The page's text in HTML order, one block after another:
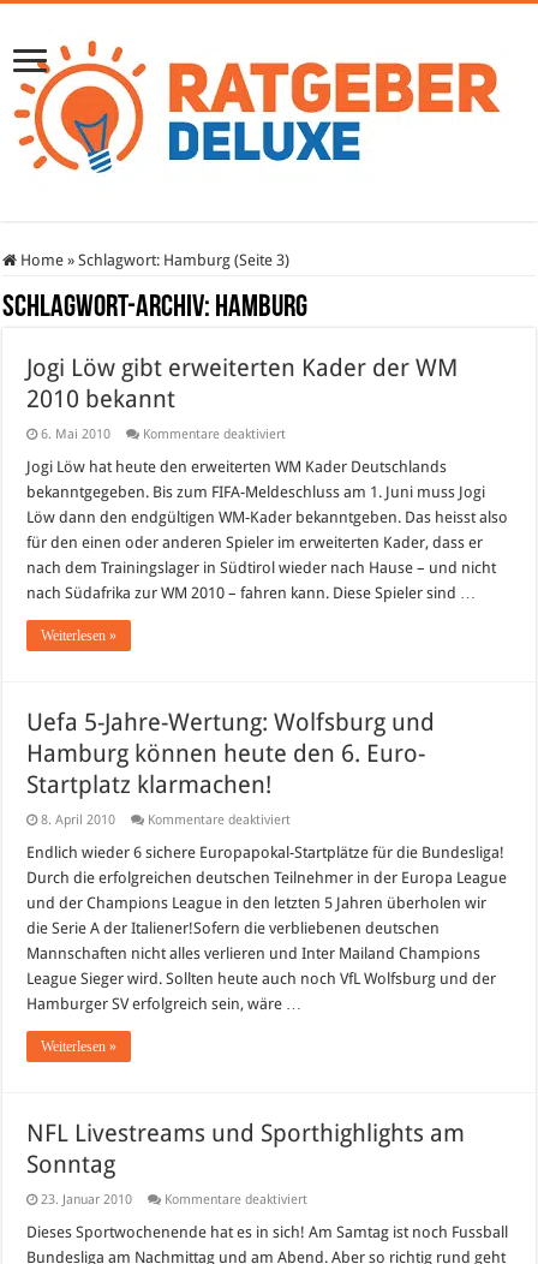
Home » Schlagwort: Hamburg (Seite 3)
Schlagwort-Archiv: Hamburg
Jogi Löw gibt erweiterten Kader der WM
2010 bekannt
6. Mai 2010 Kommentare deaktiviertfür
Löw
erweiterten
Kader
der
WM
2010
bekannt
Jogi Löw hat heute den erweiterten WM Kader Deutschlands
bekanntgegeben. Bis zum FIFA-Meldeschluss am 1. Juni muss Jogi
Löw dann den endgültigen WM-Kader bekanntgeben. Das heisst also
für den einen oder anderen Spieler im erweiterten Kader, dass er
nach dem Trainingslager in Südtirol wieder nach Hause – und nicht
nach Südafrika zur WM 2010 – fahren kann. Diese Spieler sind …
Weiterlesen »
Uefa 5-Jahre-Wertung: Wolfsburg und
Hamburg können heute den 6. Euro-
Startplatz klarmachen!
8. April 2010 Kommentare deaktiviertfür
5-
Wertung:
Wolfsburg
und
Hamburg
können
heute
den
Euro-
Endlich wieder 6 sichere Europapokal-Startplätze für die Bundesliga!
Durch die erfolgreichen deutschen Teilnehmer in der Europa League
und der Champions League in den letzten 5 Jahren überholen wir
die Serie A der Italiener!Sofern die verbliebenen deutschen
Mannschaften nicht alles verlieren und Inter Mailand Champions
League Sieger wird. Sollten heute auch noch VfL Wolfsburg und der
Hamburger SV erfolgreich sein, wäre …
Weiterlesen »
NFL Livestreams und Sporthighlights am
Sonntag
23. Januar 2010 Kommentare deaktiviertfür
Livestreams
Dieses Sportwochenende hat es in sich! Am Samtag ist noch Fussball
Bundesliga am Nachmittag und am Abend. Aber so richtig rund geht